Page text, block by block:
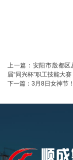
上一篇： 安阳市殷都区
届“同兴杯”职工技能大赛
下一篇： 3月8日女神节！